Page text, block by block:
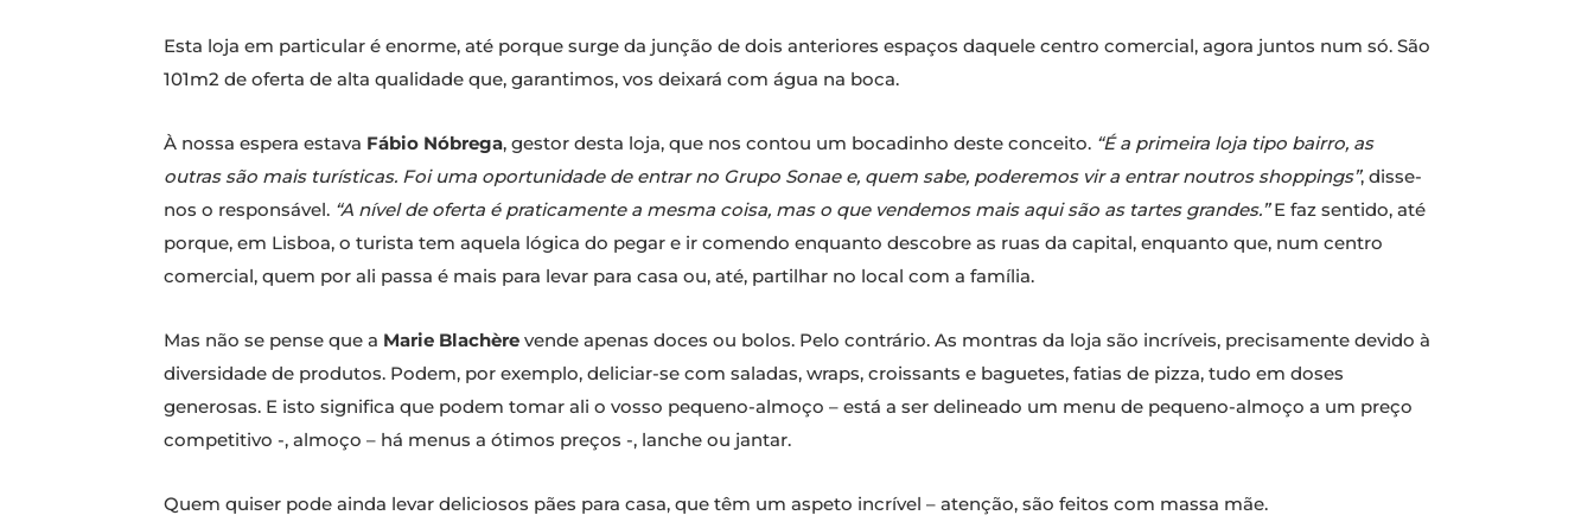
Esta loja em particular é enorme, até porque surge da junção de dois anteriores espaços daquele centro comercial, agora juntos num só. São
101m2 de oferta de alta qualidade que, garantimos, vos deixará com água na boca.
À nossa espera estava Fábio Nóbrega, gestor desta loja, que nos contou um bocadinho deste conceito. “É a primeira loja tipo bairro, as
outras são mais turísticas. Foi uma oportunidade de entrar no Grupo Sonae e, quem sabe, poderemos vir a entrar noutros shoppings”, disse-
nos o responsável. “A nível de oferta é praticamente a mesma coisa, mas o que vendemos mais aqui são as tartes grandes.”E faz sentido, até
porque, em Lisboa, o turista tem aquela lógica do pegar e ir comendo enquanto descobre as ruas da capital, enquanto que, num centro
comercial, quem por ali passa é mais para levar para casa ou, até, partilhar no local com a família.
Mas não se pense que a Marie Blachère vende apenas doces ou bolos. Pelo contrário. As montras da loja são incríveis, precisamente devido à
diversidade de produtos. Podem, por exemplo, deliciar-se com saladas, wraps, croissants e baguetes, fatias de pizza, tudo em doses
generosas. E isto significa que podem tomar ali o vosso pequeno-almoço – está a ser delineado um menu de pequeno-almoço a um preço
competitivo -, almoço – há menus a ótimos preços -, lanche ou jantar.
Quem quiser pode ainda levar deliciosos pães para casa, que têm um aspeto incrível – atenção, são feitos com massa mãe.